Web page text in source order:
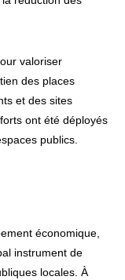
valoriser
des places
et des sites
ont été déployés
publics.
économique,
instrument de
locales. À